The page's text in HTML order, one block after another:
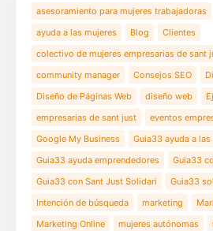
asesoramiento para mujeres trabajadoras
ayuda a las mujeres
Blog
Clientes
colectivo de mujeres empresarias de sant
community manager
Consejos SEO
Diseño de Páginas Web
diseño web
empresarias de sant just
eventos
Google My Business
Guia33 ayuda a
Guia33 ayuda emprendedores
Guia33
Guia33 con Sant Just Solidari
Guia33
Intención de búsqueda
marketing
Marketing Online
mujeres autónomas